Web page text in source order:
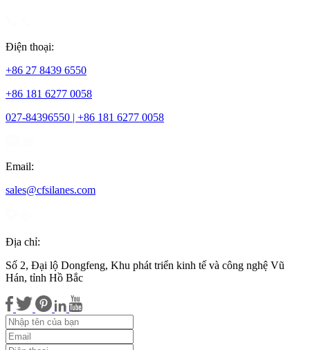
Điện thoại:
+86 27 8439 6550
+86 181 6277 0058
027-84396550 | +86 181 6277 0058
Email:
sales@cfsilanes.com
Địa chỉ:
Số 2, Đại lộ Dongfeng, Khu phát triển kinh tế và công nghệ Vũ
Hán, tỉnh Hồ Bắc